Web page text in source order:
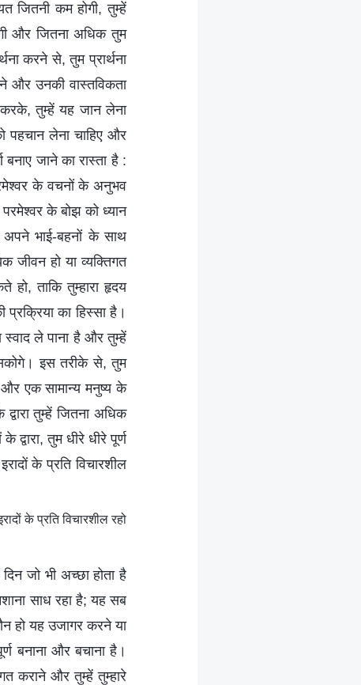
जितनी कम होगी, तुम्हें
और जितना अधिक तुम
करने से, तुम प्रार्थना
और उनकी वास्तविकता
तुम्हें यह जान लेना
पहचान लेना चाहिए और
बनाए जाने का रास्ता है :
के वचनों के अनुभव
के बोझ को ध्यान
अपने भाई-बहनों के साथ
जीवन हो या व्यक्तिगत
ताकि तुम्हारा हृदय
का हिस्सा है।
ले पाना है और तुम्हें
इस तरीके से, तुम
और एक सामान्य मनुष्य के
तुम्हें जितना अधिक
तुम धीरे धीरे पूर्ण
के प्रति विचारशील
के प्रति विचारशील रहो
जो भी अच्छा होता है
साध रहा है; यह सब
हो यह उजागर करने या
बनाना और बचाना है।
कराने और तुम्हें तुम्हारे